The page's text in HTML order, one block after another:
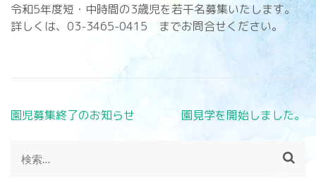
令和5年度短・中時間の3歳児を若干名募集いたします。
詳しくは、03-3465-0415 までお問合せください。
投
ナ
ビ
園児募集終了のお知らせ 園見学を開始しました。
検